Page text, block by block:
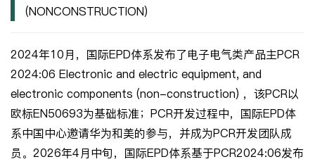
(NONCONSTRUCTION)
2024年10月，国际EPD体系发布了电子电气类产品主PCR
2024:06 Electronic and electric equipment, and
electronic components (non-construction) ，该PCR以
欧标EN50693为基础标准；PCR开发过程中，国际EPD体
系中国中心邀请华为和美的参与，并成为PCR开发团队成
员。2026年4月中旬，国际EPD体系基于PCR2024:06发布